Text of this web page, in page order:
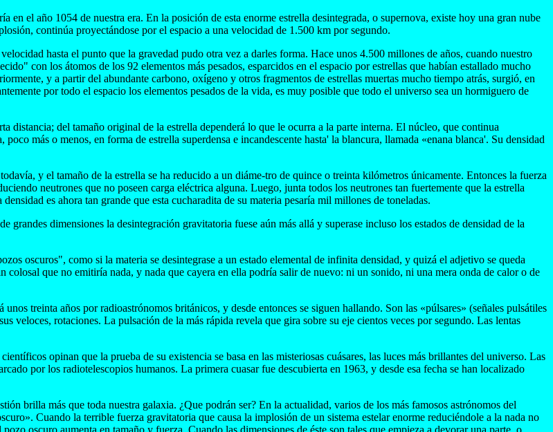
el año 1054 de nuestra era. En la posición de esta enorme estrella desintegrada, o supernova, existe hoy una gran nube
continúa proyectándose por el espacio a una velocidad de 1.500 km por segundo.
hasta el punto que la gravedad pudo otra vez a darles forma. Hace unos 4.500 millones de años, cuando nuestro
con los átomos de los 92 elementos más pesados, esparcidos en el espacio por estrellas que habían estallado mucho
y a partir del abundante carbono, oxígeno y otros fragmentos de estrellas muertas mucho tiempo atrás, surgió, en
por todo el espacio los elementos pesados de la vida, es muy posible que todo el universo sea un hormiguero de
distancia; del tamaño original de la estrella dependerá lo que le ocurra a la parte interna. El núcleo, que continua
más o menos, en forma de estrella superdensa e incandescente hasta' la blancura, llamada «enana blanca'. Su densidad
y el tamaño de la estrella se ha reducido a un diáme-tro de quince o treinta kilómetros únicamente. Entonces la fuerza
neutrones que no poseen carga eléctrica alguna. Luego, junta todos los neutrones tan fuertemente que la estrella
es ahora tan grande que esta cucharadita de su materia pesaría mil millones de toneladas.
dimensiones la desintegración gravitatoria fuese aún más allá y superase incluso los estados de densidad de la
oscuros", como si la materia se desintegrase a un estado elemental de infinita densidad, y quizá el adjetivo se queda
que no emitiría nada, y nada que cayera en ella podría salir de nuevo: ni un sonido, ni una mera onda de calor o de
treinta años por radioastrónomos británicos, y desde entonces se siguen hallando. Son las «púlsares» (señales pulsátiles
veloces, rotaciones. La pulsación de la más rápida revela que gira sobre su eje cientos veces por segundo. Las lentas
opinan que la prueba de su existencia se basa en las misteriosas cuásares, las luces más brillantes del universo. Las
por los radiotelescopios humanos. La primera cuasar fue descubierta en 1963, y desde esa fecha se han localizado
brilla más que toda nuestra galaxia. ¿Que podrán ser? En la actualidad, varios de los más famosos astrónomos del
Cuando la terrible fuerza gravitatoria que causa la implosión de un sistema estelar enorme reduciéndole a la nada no
oscuro aumenta en tamaño y fuerza. Cuando las dimensiones de éste son tales que empieza a devorar una parte, o